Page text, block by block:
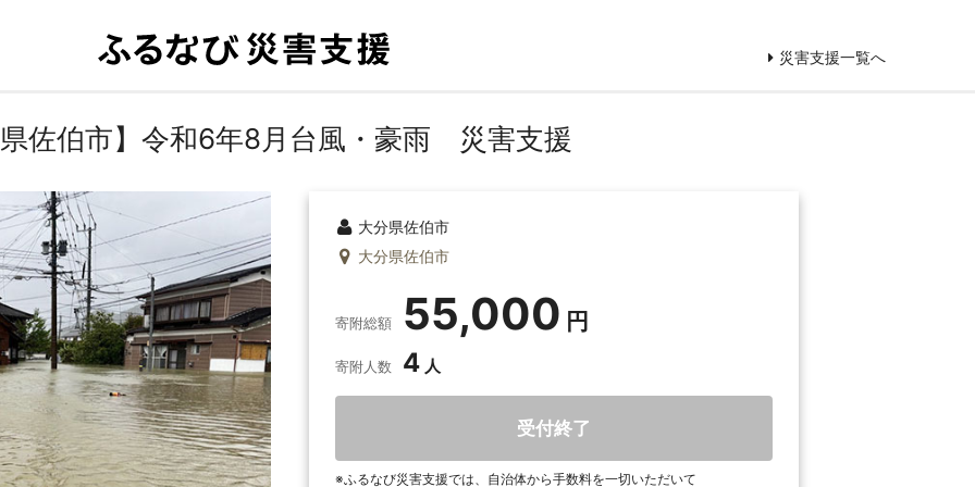
災害支援一覧へ
佐伯市】令和6年8月台風・豪雨 災害支援
大分県佐伯市
大分県佐伯市
寄附総額 55,000
寄附人数 4
受付終了
ふるなび災害支援では、自治体から手数料を一切いただいて